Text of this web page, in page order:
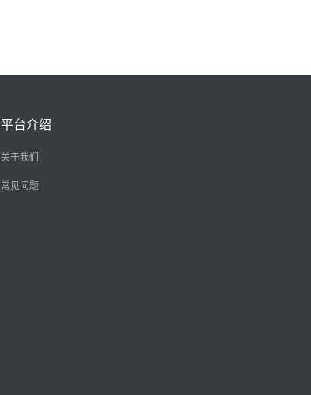
平台介绍
关于我们
常见问题